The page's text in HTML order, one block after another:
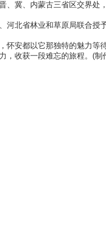
、内蒙古三省区交界处
省林业和草原局联合授
都以它那独特的魅力等
收获一段难忘的旅程。(制